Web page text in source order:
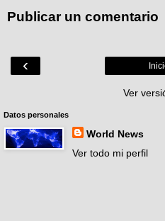
Publicar un comentario
‹
Ver
Datos personales
World News
Ver todo mi perfil